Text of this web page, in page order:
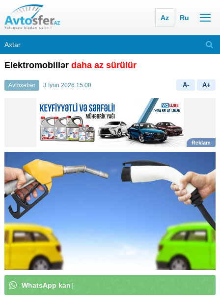
Az Ru
Elektromobillər daha az sürülür
Avtoxəbər 3 İyun 2026 15:00 A- A+
WhatsApp kana